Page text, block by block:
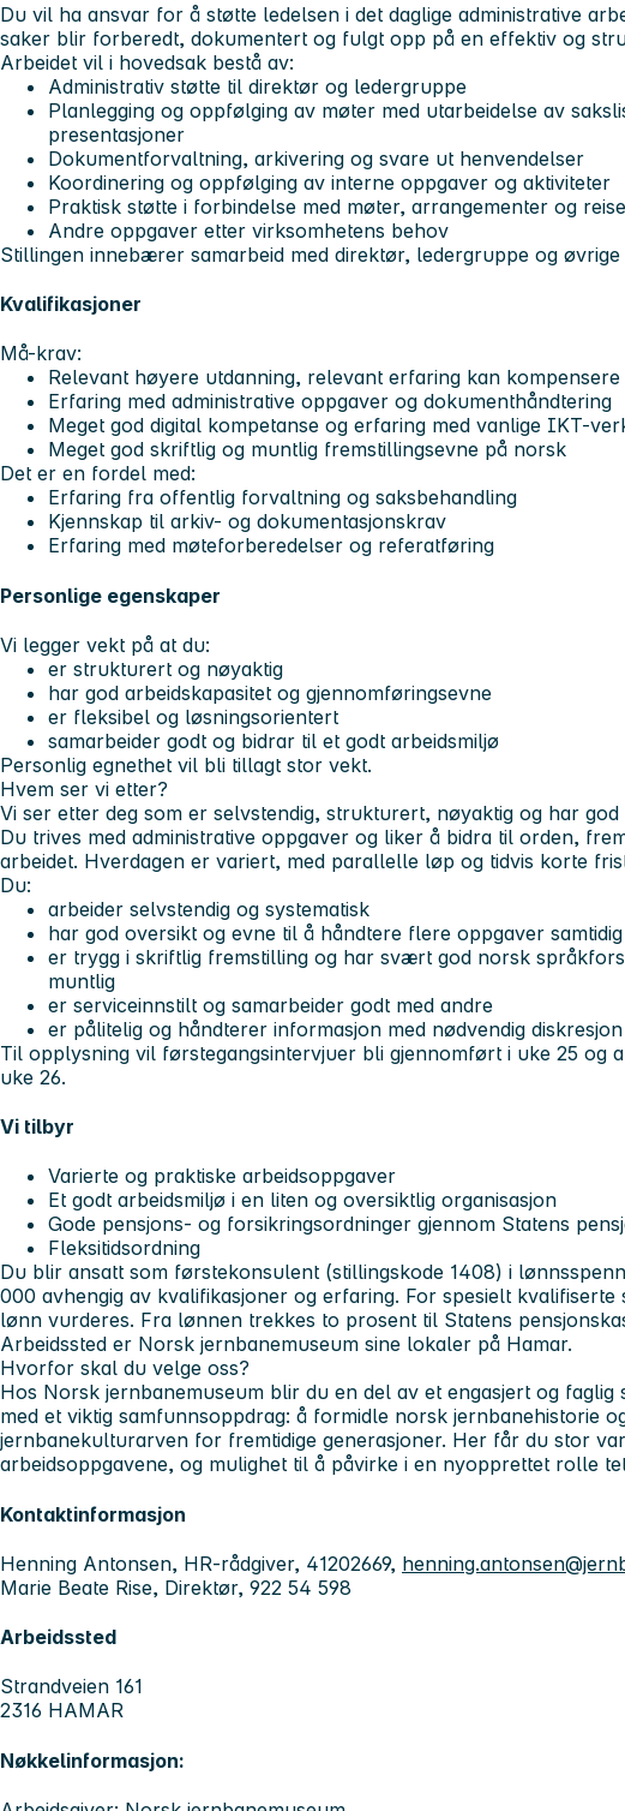
Du vil ha ansvar for å støtte ledelsen i det daglige administrative
saker blir forberedt, dokumentert og fulgt opp på en effektiv og
Arbeidet vil i hovedsak bestå av:
Administrativ støtte til direktør og ledergruppe
Planlegging og oppfølging av møter med utarbeidelse av
presentasjoner
Dokumentforvaltning, arkivering og svare ut henvendelser
Koordinering og oppfølging av interne oppgaver og aktiviteter
Praktisk støtte i forbindelse med møter, arrangementer og
Andre oppgaver etter virksomhetens behov
Stillingen innebærer samarbeid med direktør, ledergruppe og øvrige
Kvalifikasjoner
Må-krav:
Relevant høyere utdanning, relevant erfaring kan
Erfaring med administrative oppgaver og dokumenthåndtering
Meget god digital kompetanse og erfaring med vanlige IKT-
Meget god skriftlig og muntlig fremstillingsevne på norsk
Det er en fordel med:
Erfaring fra offentlig forvaltning og saksbehandling
Kjennskap til arkiv- og dokumentasjonskrav
Erfaring med møteforberedelser og referatføring
Personlige egenskaper
Vi legger vekt på at du:
er strukturert og nøyaktig
har god arbeidskapasitet og gjennomføringsevne
er fleksibel og løsningsorientert
samarbeider godt og bidrar til et godt arbeidsmiljø
Personlig egnethet vil bli tillagt stor vekt.
Hvem ser vi etter?
Vi ser etter deg som er selvstendig, strukturert, nøyaktig og har
Du trives med administrative oppgaver og liker å bidra til orden,
arbeidet. Hverdagen er variert, med parallelle løp og tidvis korte
Du:
arbeider selvstendig og systematisk
har god oversikt og evne til å håndtere flere oppgaver samtidig
er trygg i skriftlig fremstilling og har svært god norsk
muntlig
er serviceinnstilt og samarbeider godt med andre
er pålitelig og håndterer informasjon med nødvendig diskresjon
Til opplysning vil førstegangsintervjuer bli gjennomført i uke 25 og
uke 26.
Vi tilbyr
Varierte og praktiske arbeidsoppgaver
Et godt arbeidsmiljø i en liten og oversiktlig organisasjon
Gode pensjons- og forsikringsordninger gjennom Statens
Fleksitidsordning
Du blir ansatt som førstekonsulent (stillingskode 1408) i
000 avhengig av kvalifikasjoner og erfaring. For spesielt
lønn vurderes. Fra lønnen trekkes to prosent til Statens
Arbeidssted er Norsk jernbanemuseum sine lokaler på Hamar.
Hvorfor skal du velge oss?
Hos Norsk jernbanemuseum blir du en del av et engasjert og faglig
med et viktig samfunnsoppdrag: å formidle norsk jernbanehistorie
jernbanekulturarven for fremtidige generasjoner. Her får du stor
arbeidsoppgavene, og mulighet til å påvirke i en nyopprettet rolle
Kontaktinformasjon
Henning Antonsen, HR-rådgiver, 41202669,
Marie Beate Rise, Direktør, 922 54 598
Arbeidssted
Strandveien 161
2316 HAMAR
Nøkkelinformasjon: